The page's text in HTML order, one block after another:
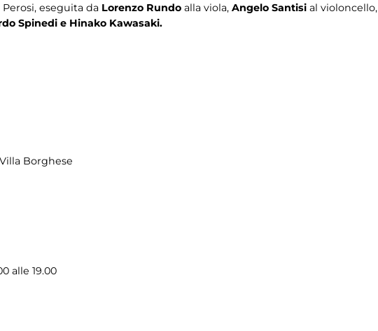
Perosi, eseguita da Lorenzo Rundo alla viola, Angelo Santisi al violoncello,
Spinedi e Hinako Kawasaki.
Borghese
alle 19.00